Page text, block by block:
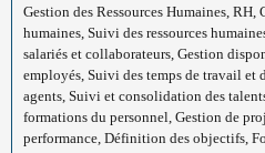
Gestion des Ressources Humaines, RH,
humaines, Suivi des ressources
salariés et collaborateurs, Gestion
employés, Suivi des temps de travail et
agents, Suivi et consolidation des
formations du personnel, Gestion de
performance, Définition des objectifs,